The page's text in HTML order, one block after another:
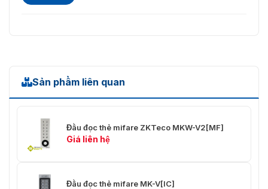
Sản phẩm liên quan
Đầu đọc thẻ mifare ZKTeco MKW-V2[MF]
Giá liên hệ
Đầu đọc thẻ mifare MK-V[IC]